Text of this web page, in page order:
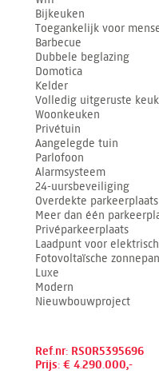
Bijkeuken
Toegankelijk voor
Barbecue
Dubbele beglazing
Domotica
Kelder
Volledig uitgeruste
Woonkeuken
Privétuin
Aangelegde tuin
Parlofoon
Alarmsysteem
24-uursbeveiliging
Overdekte parkeerplaats
Meer dan één
Privéparkeerplaats
Laadpunt voor
Fotovoltaïsche
Luxe
Modern
Nieuwbouwproject
Ref.nr: RSOR5395696
Prijs: € 4.290.000,-